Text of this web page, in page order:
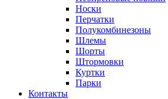
Носки
Перчатки
Полукомбинезоны
Шлемы
Шорты
Штормовки
Куртки
Парки
Контакты